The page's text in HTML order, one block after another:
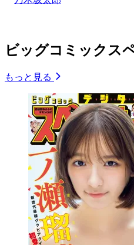
ビッグコミックス
もっと見る